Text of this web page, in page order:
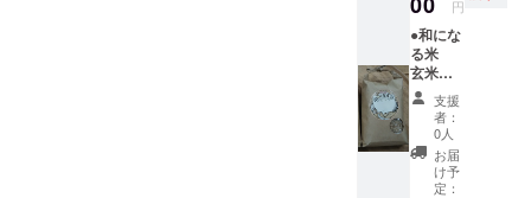
美味し
いお
米。 ●
サンク
スレ
ター ●
消費
税、送
料込み
◎ご了
円
●和にな
る米
玄米
450グラ
ム（約3
合） 宮
崎県綾
町産。
農薬や
支援
者：
0人
お届
け予
定：